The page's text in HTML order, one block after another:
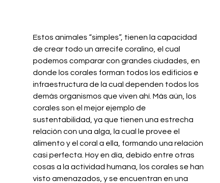
Estos animales “simples”, tienen la capacidad
de crear todo un arrecife coralino, el cual
podemos comparar con grandes ciudades, en
donde los corales forman todos los edificios e
infraestructura de la cual dependen todos los
demás organismos que viven ahí. Más aún, los
corales son el mejor ejemplo de
sustentabilidad, ya que tienen una estrecha
relación con una alga, la cual le provee el
alimento y el coral a ella, formando una relación
casi perfecta. Hoy en día, debido entre otras
cosas a la actividad humana, los corales se han
visto amenazados, y se encuentran en una